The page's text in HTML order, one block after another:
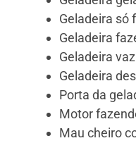
Geladeira só
Geladeira
Geladeira
Geladeira
Porta da
Motor
Mau cheiro